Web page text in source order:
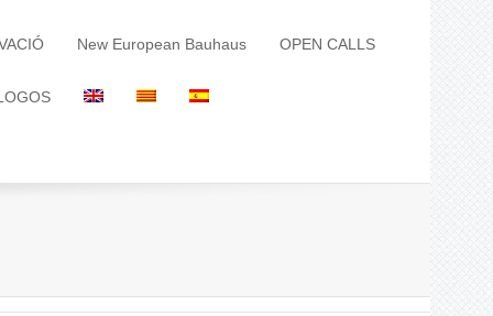
New European Bauhaus OPEN CALLS